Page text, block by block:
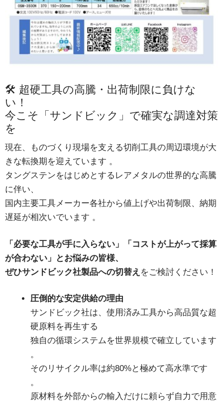
🛠️ 超硬工具の高騰・出荷制限に負けな
い！
今こそ「サンドビック」で確実な調達対策
を
現在、ものづくり現場を支える切削工具の周辺環境が大
きな転換期を迎えています 。
タングステンをはじめとするレアメタルの世界的な高騰
に伴い、
国内主要工具メーカー各社から値上げや出荷制限、納期
遅延が相次いでいます 。
「必要な工具が手に入らない」「コストが上がって採算
が合わない」
とお悩みの皆様、
ぜひサンドビック社製品への切替え をご検討ください！
圧倒的な安定供給の理由
サンドビック社は、使用済み工具から高品質な超
硬原料を再生する
独自の循環システムを世界規模で確立しています
。
そのリサイクル率は約80%と極めて高水準です
。
原材料を外部からの輸入だけに頼らず自力で用意